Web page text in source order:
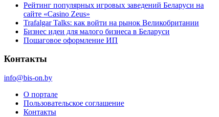
Рейтинг популярных игровых заведений Беларуси на
сайте «Casino Zeus»
Trafalgar Talks: как войти на рынок Великобритании
Бизнес идеи для малого бизнеса в Беларуси
Пошаговое оформление ИП
Контакты
info@bis-on.by
О портале
Пользовательское соглашение
Контакты